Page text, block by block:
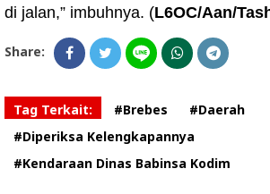
di jalan,” imbuhnya. (L6OC/Aan/
Share:
Tag Terkait: #Brebes
#Daerah
#Diperiksa Kelengkapannya
#Kendaraan Dinas Babinsa Kodim